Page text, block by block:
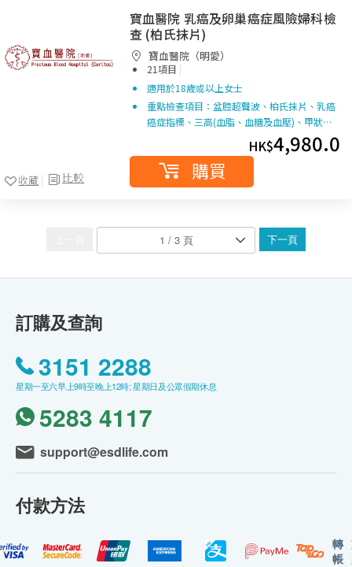
比較
收藏
寶血醫院 乳癌及卵巢癌症風險婦科檢
查 (柏氏抹片)
寶血醫院（明愛）
21項目 |
適用於18歲或以上女士
重點檢查項目：盆腔超聲波、柏氏抹片、乳癌
癌症指標、三高(血脂、血糖及血壓)、甲狀…
HK$4,980.0
購買
下一頁
訂購及查詢
3151 2288
星期一至六早上9時至晚上12時; 星期日及公眾假期休息
5283 4117
support@esdlife.com
付款方法
轉
帳